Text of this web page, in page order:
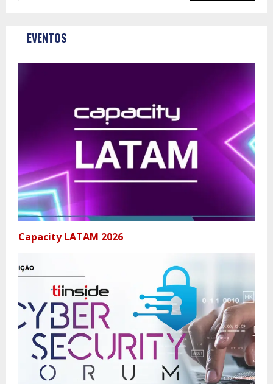
EVENTOS
Capacity LATAM 2026